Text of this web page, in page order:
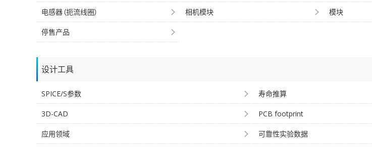
电感器（扼流线圈） 相机模块 模块
停售产品
设计工具
SPICE/S参数 寿命推算
3D-CAD PCB footprint
应用领域 可靠性实验数据